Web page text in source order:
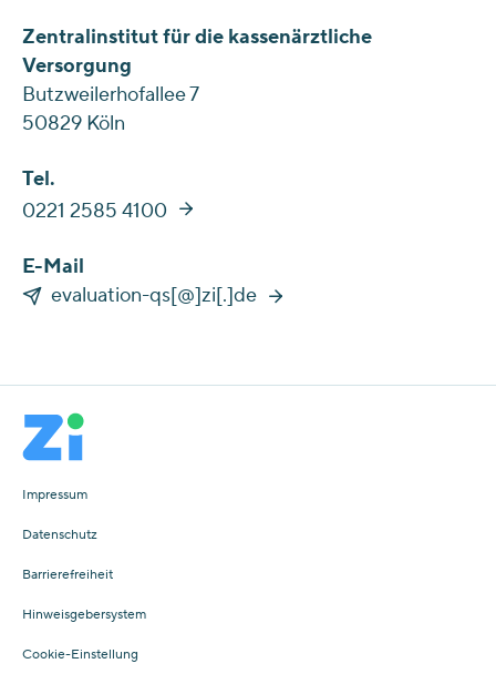
Zentralinstitut für die kassenärztliche
Versorgung
Butzweilerhofallee 7
50829 Köln
Tel.
0221 2585 4100
E-Mail
evaluation-qs[@]zi[.]de
Impressum
Datenschutz
Barrierefreiheit
Hinweisgebersystem
Cookie-Einstellung